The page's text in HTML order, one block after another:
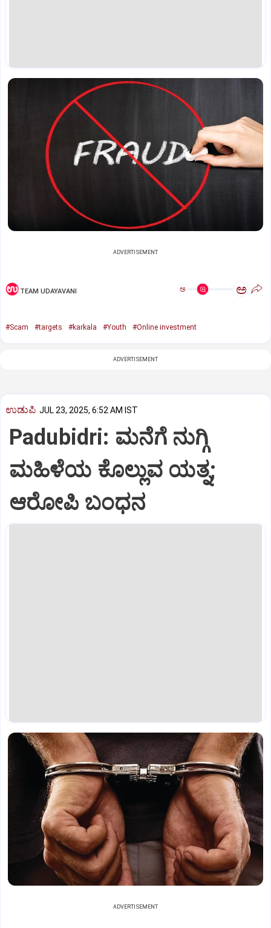
ADVERTISEMENT
TEAM UDAYAVANI ಅ ಅ
#Scam #targets #karkala #Youth #Online investment
ADVERTISEMENT
ಉಡುಪಿ JUL 23, 2025, 6:52 AM IST
Padubidri: ಮನೆಗೆ ನುಗ್ಗಿ
ಮಹಿಳೆಯ ಕೊಲ್ಲುವ ಯತ್ನ;
ಆರೋಪಿ ಬಂಧನ
ADVERTISEMENT